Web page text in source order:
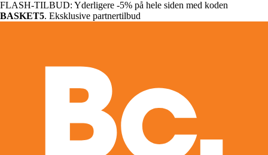
FLASH-TILBUD: Yderligere -5% på hele siden med koden
BASKET5. Eksklusive partnertilbud